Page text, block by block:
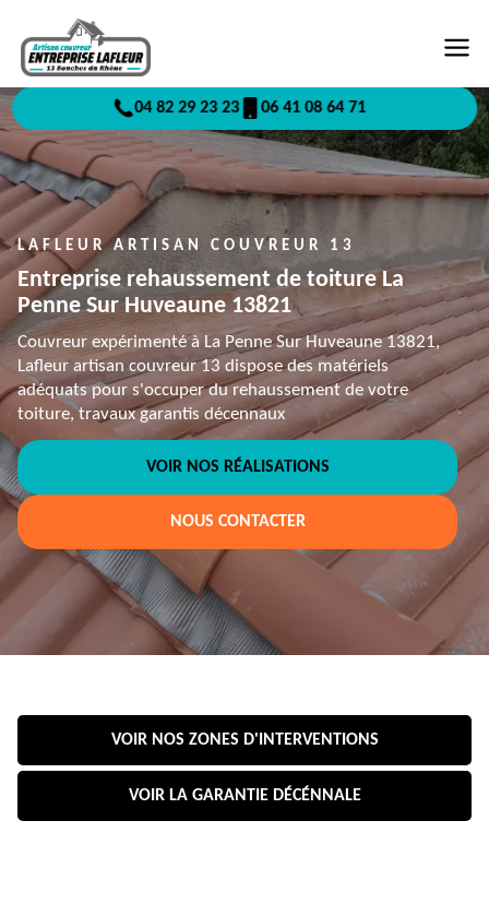
04 82 29 23 23 06 41 08 64 71
LAFLEUR ARTISAN COUVREUR 13
Entreprise rehaussement de toiture La
Penne Sur Huveaune 13821
Couvreur expérimenté à La Penne Sur Huveaune 13821,
Lafleur artisan couvreur 13 dispose des matériels
adéquats pour s'occuper du rehaussement de votre
toiture, travaux garantis décennaux
VOIR NOS RÉALISATIONS
NOUS CONTACTER
VOIR NOS ZONES D'INTERVENTIONS
VOIR LA GARANTIE DÉCÉNNALE